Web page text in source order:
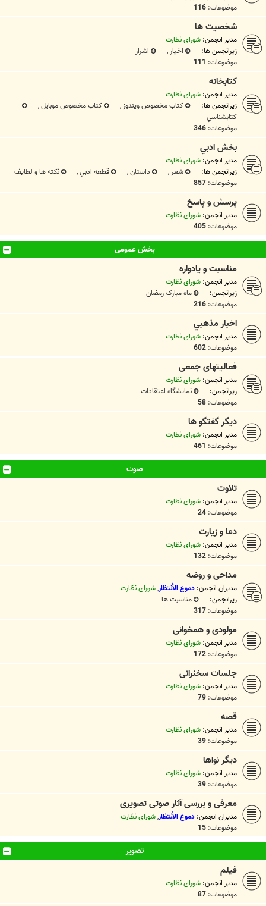
موضوعات: 116
شخصيت ها
مدیر انجمن: شورای نظارت
زیرانجمن ها:
اخیار ,
اشرار
موضوعات: 111
کتابخانه
مدیر انجمن: شورای نظارت
زیرانجمن ها:
کتاب مخصوص ویندوز , کتاب مخصوص موبایل,
کتابشناسي
موضوعات: 346
بخش ادبي
مدیر انجمن: شورای نظارت
زیرانجمن ها:
شعر , داستان, قطعه ادبي,
نکته ها و لطایف
موضوعات: 857
پرسش و پاسخ
مدیر انجمن: شورای نظارت
موضوعات: 405
بخش عمومی
مناسبت و یادواره
مدیر انجمن: شورای نظارت
زیرانجمن:
ماه مبارک رمضان
موضوعات: 216
اخبار مذهبي
مدیر انجمن: شورای نظارت
موضوعات: 602
فعالیتهای جمعی
مدیر انجمن: شورای نظارت
زیرانجمن:
نمایشگاه اعتقادات
موضوعات: 58
دیگر گفتگو ها
مدیر انجمن: شورای نظارت
موضوعات: 461
صوت
تلاوت
مدیر انجمن: شورای نظارت
موضوعات: 24
دعا و زیارت
مدیر انجمن: شورای نظارت
موضوعات: 132
مداحی و روضه
مدیران انجمن: دموع الأنتظار,شورای نظارت
زیرانجمن:
مناسبت ها
موضوعات: 317
مولودی و همخوانی
مدیر انجمن: شورای نظارت
موضوعات: 172
جلسات سخنرانی
مدیر انجمن: شورای نظارت
موضوعات: 79
قصه
مدیر انجمن: شورای نظارت
موضوعات: 39
دیگر نواها
مدیر انجمن: شورای نظارت
موضوعات: 39
معرفی و بررسی آثار صوتی تصویری
مدیران انجمن: دموع الأنتظار,شورای نظارت
موضوعات: 15
تصویر
فیلم
مدیر انجمن: شورای نظارت
موضوعات: 87